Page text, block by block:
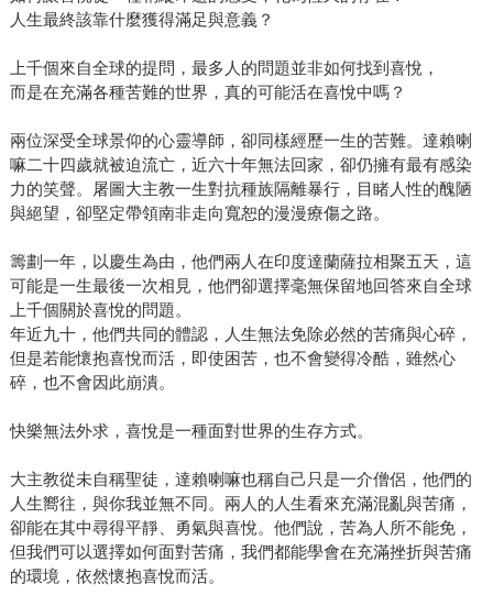
人生最終該靠什麼獲得滿足與意義？
上千個來自全球的提問，最多人的問題並非如何找到喜悅，
而是在充滿各種苦難的世界，真的可能活在喜悅中嗎？
兩位深受全球景仰的心靈導師，卻同樣經歷一生的苦難。達賴喇
嘛二十四歲就被迫流亡，近六十年無法回家，卻仍擁有最有感染
力的笑聲。屠圖大主教一生對抗種族隔離暴行，目睹人性的醜陋
與絕望，卻堅定帶領南非走向寬恕的漫漫療傷之路。
籌劃一年，以慶生為由，他們兩人在印度達蘭薩拉相聚五天，這
可能是一生最後一次相見，他們卻選擇毫無保留地回答來自全球
上千個關於喜悅的問題。
年近九十，他們共同的體認，人生無法免除必然的苦痛與心碎，
但是若能懷抱喜悅而活，即使困苦，也不會變得冷酷，雖然心
碎，也不會因此崩潰。
快樂無法外求，喜悅是一種面對世界的生存方式。
大主教從未自稱聖徒，達賴喇嘛也稱自己只是一介僧侶，他們的
人生嚮往，與你我並無不同。兩人的人生看來充滿混亂與苦痛，
卻能在其中尋得平靜、勇氣與喜悅。他們說，苦為人所不能免，
但我們可以選擇如何面對苦痛，我們都能學會在充滿挫折與苦痛
的環境，依然懷抱喜悅而活。